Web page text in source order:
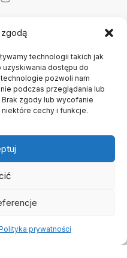
technologii takich jak
dostępu do
pozwoli nam
podczas przeglądania lub
zgody lub wycofanie
cechy i funkcje.
prywatności
firmy
- TCF - Tobacco